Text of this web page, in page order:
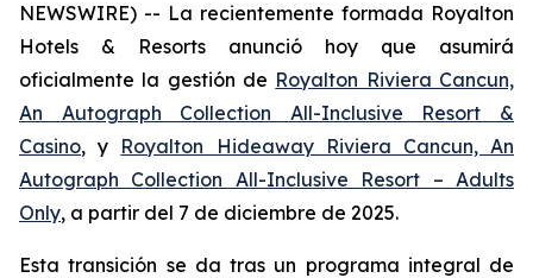
NEWSWIRE) -- La recientemente formada Royalton
Hotels & Resorts anunció hoy que asumirá
oficialmente la gestión de Royalton Riviera Cancun,
An Autograph Collection All-Inclusive Resort &
Casino, y Royalton Hideaway Riviera Cancun, An
Autograph Collection All-Inclusive Resort – Adults
Only, a partir del 7 de diciembre de 2025.
Esta transición se da tras un programa integral de